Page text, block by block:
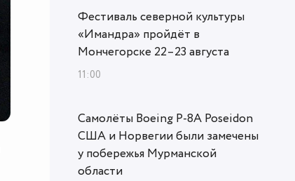
Фестиваль северной культуры
«Имандра» пройдёт в
Мончегорске 22–23 августа
11:00
Самолёты Boeing P-8A Poseidon
США и Норвегии были замечены
у побережья Мурманской
области